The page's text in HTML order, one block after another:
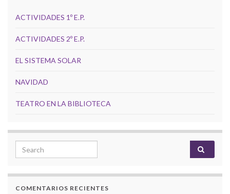
ACTIVIDADES 1º E.P.
ACTIVIDADES 2º E.P.
EL SISTEMA SOLAR
NAVIDAD
TEATRO EN LA BIBLIOTECA
Search for:
COMENTARIOS RECIENTES